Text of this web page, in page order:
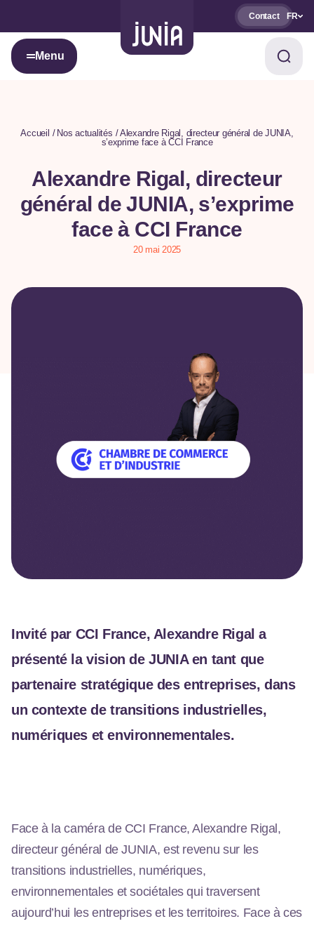
Contact FR
Menu
Accueil Nos actualités
Alexandre Rigal, directeur général de JUNIA,
s’exprime face à CCI France
Alexandre Rigal, directeur
général de JUNIA, s’exprime
face à CCI France
20 mai 2025
Invité par CCI France, Alexandre Rigal a
présenté la vision de JUNIA en tant que
partenaire stratégique des entreprises, dans
un contexte de transitions industrielles,
numériques et environnementales.
Face à la caméra de CCI France, Alexandre Rigal,
directeur général de JUNIA, est revenu sur les
transitions industrielles, numériques,
environnementales et sociétales qui traversent
aujourd’hui les entreprises et les territoires. Face à ces